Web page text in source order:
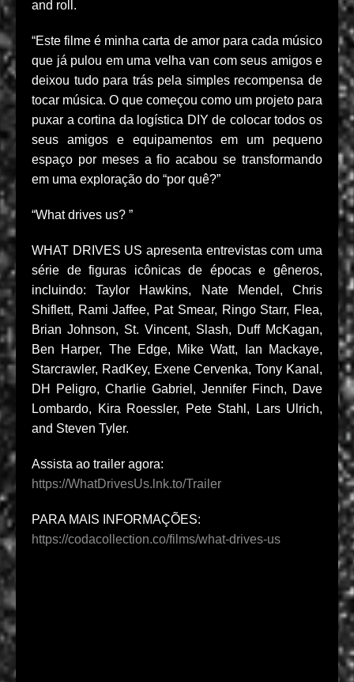
and roll.
“Este filme é minha carta de amor para cada músico
que já pulou em uma velha van com seus amigos e
deixou tudo para trás pela simples recompensa de
tocar música. O que começou como um projeto para
puxar a cortina da logística DIY de colocar todos os
seus amigos e equipamentos em um pequeno
espaço por meses a fio acabou se transformando
em uma exploração do “por quê?”
“What drives us? ”
WHAT DRIVES US apresenta entrevistas com uma
série de figuras icônicas de épocas e gêneros,
incluindo: Taylor Hawkins, Nate Mendel, Chris
Shiflett, Rami Jaffee, Pat Smear, Ringo Starr, Flea,
Brian Johnson, St. Vincent, Slash, Duff McKagan,
Ben Harper, The Edge, Mike Watt, Ian Mackaye,
Starcrawler, RadKey, Exene Cervenka, Tony Kanal,
DH Peligro, Charlie Gabriel, Jennifer Finch, Dave
Lombardo, Kira Roessler, Pete Stahl, Lars Ulrich,
and Steven Tyler.
Assista ao trailer agora:
https://WhatDrivesUs.lnk.to/Trailer
PARA MAIS INFORMAÇÕES:
https://codacollection.co/films/what-drives-us